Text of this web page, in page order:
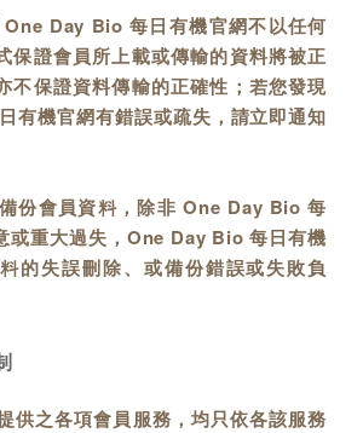
Day Bio 每日有機官網不以任何
保證會員所上載或傳輸的資料將被正
不保證資料傳輸的正確性；若您發現
有機官網有錯誤或疏失，請立即通知
份會員資料，除非 One Day Bio 每
或重大過失，One Day Bio 每日有機
的失誤刪除、或備份錯誤或失敗負
供之各項會員服務，均只依各該服務